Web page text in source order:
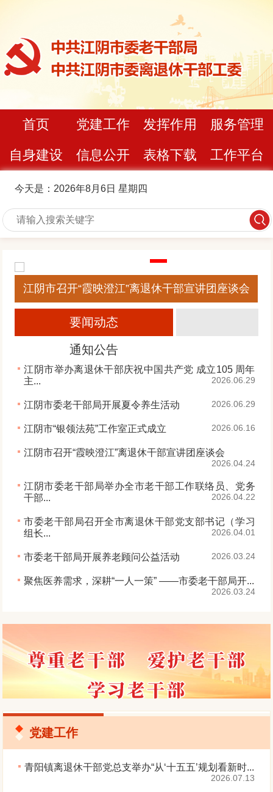
首页 党建工作 发挥作用
服务管理
自身建设
信息公开 表格下载 工作平台
今天是：2026年8月6日 星期四
“霞映澄江”离退休干部宣讲团座谈会 江阴市委老干部
要闻动态
通知公告
江阴市举办离退休干部庆祝中国共产党 成立105 周年
主...
2026.06.29
江阴市委老干部局开展夏令养生活动 2026.06.29
江阴市“银领法苑”工作室正式成立 2026.06.16
江阴市召开“霞映澄江”离退休干部宣讲团座谈会
2026.04.24
江阴市委老干部局举办全市老干部工作联络员、党务
干部...
2026.04.22
市委老干部局召开全市离退休干部党支部书记（学习
组长...
2026.04.01
市委老干部局开展养老顾问公益活动 2026.03.24
聚焦医养需求，深耕“一人一策” ——市委老干部局开...
2026.03.24
党建工作
青阳镇离退休干部党总支举办“从‘十五五’规划看新时...
2026.07.13